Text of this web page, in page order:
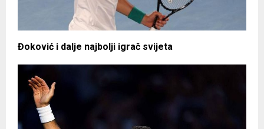
Đoković i dalje najbolji igrač svijeta